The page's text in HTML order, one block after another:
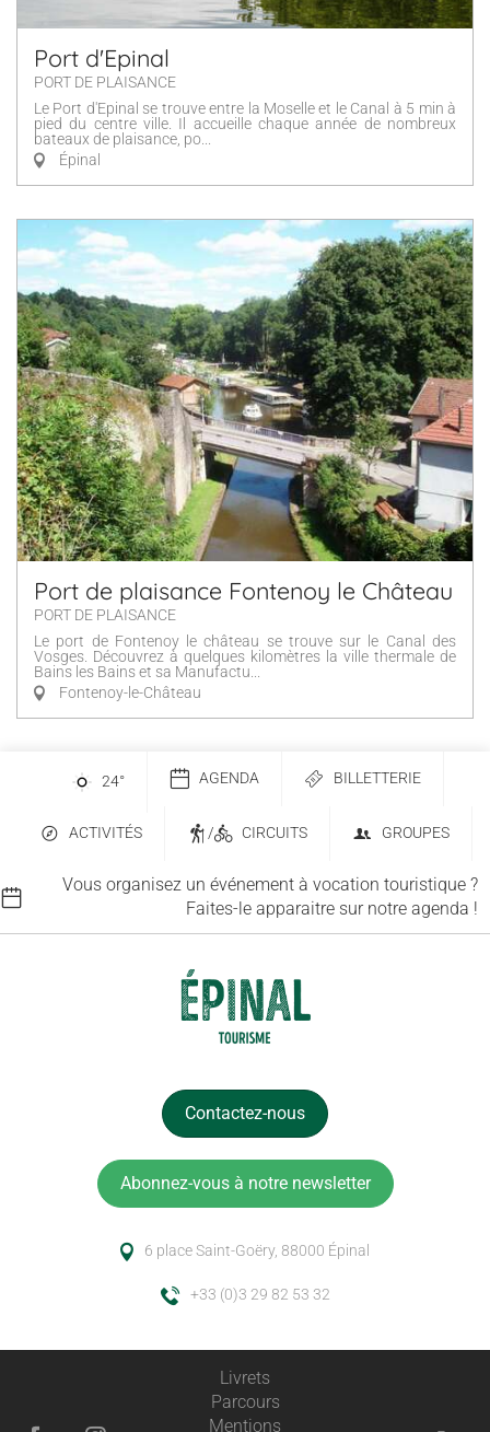
Port d'Epinal
PORT DE PLAISANCE
Le Port d'Epinal se trouve entre la Moselle et le Canal à 5 min à
pied du centre ville. Il accueille chaque année de nombreux
bateaux de plaisance, po...
Épinal
Port de plaisance Fontenoy le Château
PORT DE PLAISANCE
Le port de Fontenoy le château se trouve sur le Canal des
Vosges. Découvrez à quelques kilomètres la ville thermale de
Bains les Bains et sa Manufactu...
Fontenoy-le-Château
24° AGENDA BILLETTERIE
ACTIVITÉS / CIRCUITS GROUPES
Vous organisez un événement à vocation touristique ?
Faites-le apparaitre sur notre agenda !
Contactez-nous
Abonnez-vous à notre newsletter
6 place Saint-Goëry, 88000 Épinal
+33 (0)3 29 82 53 32
Livrets
Parcours
Mentions